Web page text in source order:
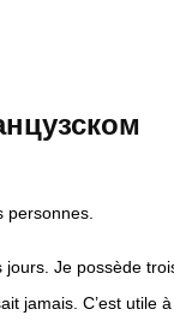
Je possède
jamais. C’est utile